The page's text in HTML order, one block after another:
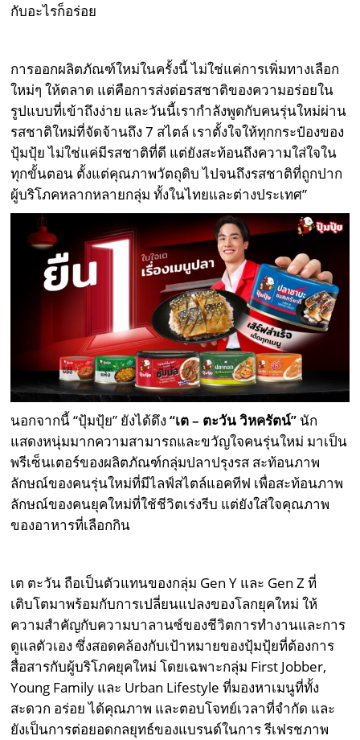
กับอะไรก็อร่อย
การออกผลิตภัณฑ์ใหม่ในครั้งนี้ ไม่ใช่แค่การเพิ่มทางเลือก
ใหม่ๆ ให้ตลาด แต่คือการส่งต่อรสชาติของความอร่อยใน
รูปแบบที่เข้าถึงง่าย และวันนี้เรากำลังพูดกับคนรุ่นใหม่ผ่าน
รสชาติใหม่ที่จัดจ้านถึง 7 สไตล์ เราตั้งใจให้ทุกกระป๋องของ
ปุ้มปุ้ย ไม่ใช่แค่มีรสชาติที่ดี แต่ยังสะท้อนถึงความใส่ใจใน
ทุกขั้นตอน ตั้งแต่คุณภาพวัตถุดิบ ไปจนถึงรสชาติที่ถูกปาก
ผู้บริโภคหลากหลายกลุ่ม ทั้งในไทยและต่างประเทศ”
นอกจากนี้ “ปุ้มปุ้ย” ยังได้ดึง“เต – ตะวัน วิหครัตน์” นัก
แสดงหนุ่มมากความสามารถและขวัญใจคนรุ่นใหม่ มาเป็น
พรีเซ็นเตอร์ของผลิตภัณฑ์กลุ่มปลาปรุงรส สะท้อนภาพ
ลักษณ์ของคนรุ่นใหม่ที่มีไลฟ์สไตล์แอคทีฟ เพื่อสะท้อนภาพ
ลักษณ์ของคนยุคใหม่ที่ใช้ชีวิตเร่งรีบ แต่ยังใส่ใจคุณภาพ
ของอาหารที่เลือกกิน
เต ตะวัน ถือเป็นตัวแทนของกลุ่ม Gen Y และ Gen Z ที่
เติบโตมาพร้อมกับการเปลี่ยนแปลงของโลกยุคใหม่ ให้
ความสำคัญกับความบาลานซ์ของชีวิตการทำงานและการ
ดูแลตัวเอง ซึ่งสอดคล้องกับเป้าหมายของปุ้มปุ้ยที่ต้องการ
สื่อสารกับผู้บริโภคยุคใหม่ โดยเฉพาะกลุ่ม First Jobber,
Young Family และ Urban Lifestyle ที่มองหาเมนูที่ทั้ง
สะดวก อร่อย ได้คุณภาพ และตอบโจทย์เวลาที่จำกัด และ
ยังเป็นการต่อยอดกลยุทธ์ของแบรนด์ในการ รีเฟรชภาพ